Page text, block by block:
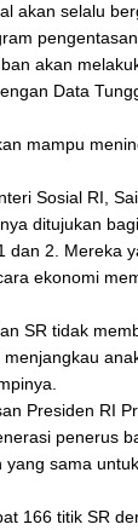
akan selalu
akan
Data
mampu
Sosial RI,
ditujukan
dan 2. Mereka
ekonomi
SR tidak
Presiden RI
penerus
yang sama
166 titik SR